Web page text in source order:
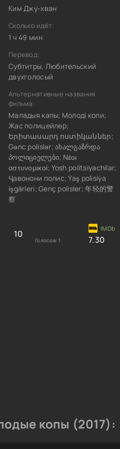
Ким Джу-хван
Сколько идёт:
1 ч 49 мин
Перевод:
Субтитры, Любительский
двухголосый
Альтернативные названия
фильма:
Маладыя капы; Молоді копи;
Жас полицейлер;
Երիտասարդ ոստիկաններ;
Gənc polislər; ახალგაზრდა
პოლიციელები; Νέοι
αστυνομικοί; Yosh politsiyachilar;
Ҷавонони полис; Ýaş polisiýa
işgärleri; Genç polisler; 年轻的警
察
10
Голосов: 1 7.30
копы (2017):